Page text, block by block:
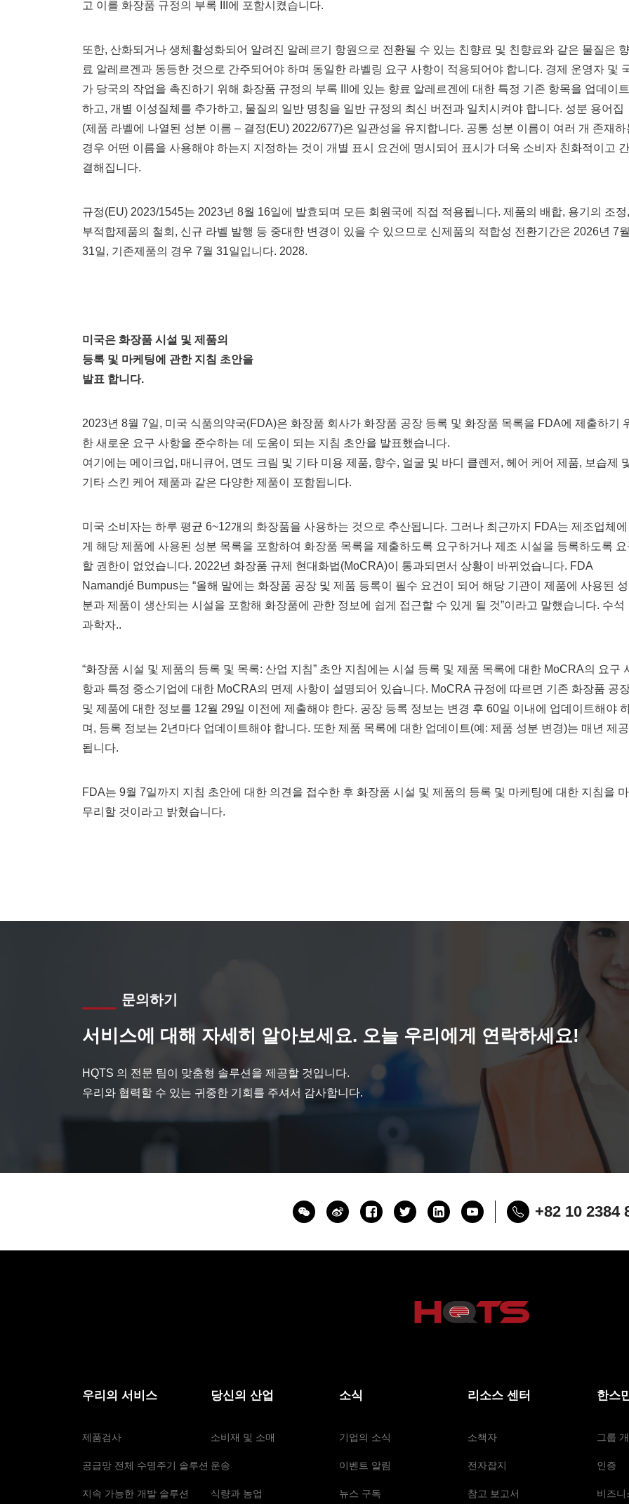
고 이를 화장품 규정의 부록 III에 포함시켰습니다.
또한, 산화되거나 생체활성화되어 알려진 알레르기 항원으로 전환될 수 있는 친향료 및 친향료와 같은 물질은 향
료 알레르겐과 동등한 것으로 간주되어야 하며 동일한 라벨링 요구 사항이 적용되어야 합니다. 경제 운영자 및
가 당국의 작업을 촉진하기 위해 화장품 규정의 부록 III에 있는 향료 알레르겐에 대한 특정 기존 항목을 업데이트
하고, 개별 이성질체를 추가하고, 물질의 일반 명칭을 일반 규정의 최신 버전과 일치시켜야 합니다. 성분 용어집
(제품 라벨에 나열된 성분 이름 – 결정(EU) 2022/677)은 일관성을 유지합니다. 공통 성분 이름이 여러 개 존재하
경우 어떤 이름을 사용해야 하는지 지정하는 것이 개별 표시 요건에 명시되어 표시가 더욱 소비자 친화적이고 간
결해집니다.
규정(EU) 2023/1545는 2023년 8월 16일에 발효되며 모든 회원국에 직접 적용됩니다. 제품의 배합, 용기의 조정,
부적합제품의 철회, 신규 라벨 발행 등 중대한 변경이 있을 수 있으므로 신제품의 적합성 전환기간은 2026년 7월
31일, 기존제품의 경우 7월 31일입니다. 2028.
미국은 화장품 시설 및 제품의
등록 및 마케팅에 관한 지침 초안을
발표 합니다.
2023년 8월 7일, 미국 식품의약국(FDA)은 화장품 회사가 화장품 공장 등록 및 화장품 목록을 FDA에 제출하기
한 새로운 요구 사항을 준수하는 데 도움이 되는 지침 초안을 발표했습니다.
여기에는 메이크업, 매니큐어, 면도 크림 및 기타 미용 제품, 향수, 얼굴 및 바디 클렌저, 헤어 케어 제품, 보습제
기타 스킨 케어 제품과 같은 다양한 제품이 포함됩니다.
미국 소비자는 하루 평균 6~12개의 화장품을 사용하는 것으로 추산됩니다. 그러나 최근까지 FDA는 제조업체에
게 해당 제품에 사용된 성분 목록을 포함하여 화장품 목록을 제출하도록 요구하거나 제조 시설을 등록하도록 요
할 권한이 없었습니다. 2022년 화장품 규제 현대화법(MoCRA)이 통과되면서 상황이 바뀌었습니다. FDA
Namandjé Bumpus는 “올해 말에는 화장품 공장 및 제품 등록이 필수 요건이 되어 해당 기관이 제품에 사용된 성
분과 제품이 생산되는 시설을 포함해 화장품에 관한 정보에 쉽게 접근할 수 있게 될 것”이라고 말했습니다. 수석
과학자..
“화장품 시설 및 제품의 등록 및 목록: 산업 지침” 초안 지침에는 시설 등록 및 제품 목록에 대한 MoCRA의 요구
항과 특정 중소기업에 대한 MoCRA의 면제 사항이 설명되어 있습니다. MoCRA 규정에 따르면 기존 화장품 공
및 제품에 대한 정보를 12월 29일 이전에 제출해야 한다. 공장 등록 정보는 변경 후 60일 이내에 업데이트해야
며, 등록 정보는 2년마다 업데이트해야 합니다. 또한 제품 목록에 대한 업데이트(예: 제품 성분 변경)는 매년 제공
됩니다.
FDA는 9월 7일까지 지침 초안에 대한 의견을 접수한 후 화장품 시설 및 제품의 등록 및 마케팅에 대한 지침을 마
무리할 것이라고 밝혔습니다.
문의하기
서비스에 대해 자세히 알아보세요. 오늘 우리에게 연락하세요!
HQTS 의 전문 팀이 맞춤형 솔루션을 제공할 것입니다.
우리와 협력할 수 있는 귀중한 기회를 주셔서 감사합니다.
+82 10 2384
우리의 서비스
제품검사
공급망 전체 수명주기 솔루션
지속 가능한 개발 솔루션
당신의 산업
소비재 및 소매
운송
식량과 농업
소식
기업의 소식
이벤트 알림
뉴스 구독
리소스 센터
소책자
전자잡지
참고 보고서
한스
그룹
인증
비즈니